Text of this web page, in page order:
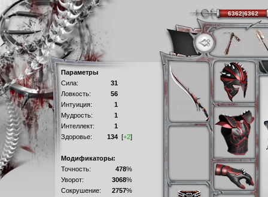
Параметры
Сила:
31
Ловкость:
56
Интуиция:
1
Мудрость:
1
Интеллект:
1
Здоровье:
134 [+2]
Модификаторы:
Точность:
478%
Уворот:
3068%
Сокрушение:
2757%
6362|6362